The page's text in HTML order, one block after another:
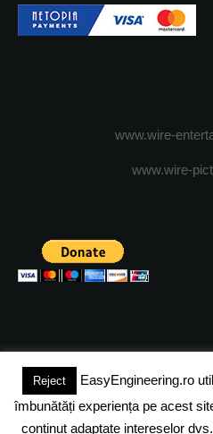
www.wire-
www.wire-
(c) 2024 -
DESPRE NOI ADVERTISING
Reject
EasyEngineering.ro
îmbunătăți experiența pe acest
conținut adaptate intereselor